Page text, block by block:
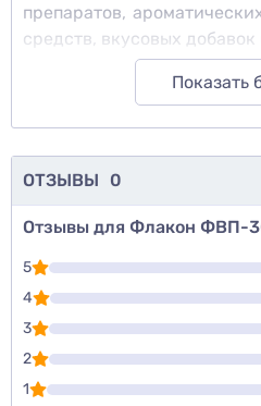
препаратов,
средств, вкусовых
Показать
ОТЗЫВЫ 0
Отзывы для Флакон ФВП-
5
4
3
2
1